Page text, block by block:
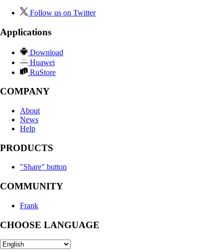
Follow us on Twitter
Applications
Download
Huawei
RuStore
COMPANY
About
News
Help
PRODUCTS
"Share" button
COMMUNITY
Frank
CHOOSE LANGUAGE